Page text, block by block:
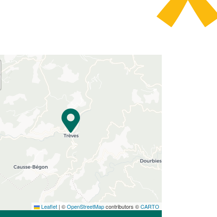
Leaflet | ©OpenStreetMapcontributors ©CARTO